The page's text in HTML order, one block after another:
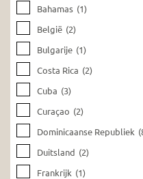
Bahamas (1)
België (2)
Bulgarije (1)
Costa Rica (2)
Cuba (3)
Curaçao (2)
Dominicaanse Republiek
Duitsland (2)
Frankrijk (1)